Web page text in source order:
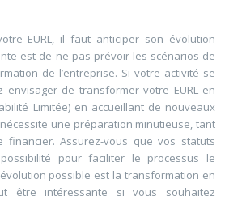
EURL, il faut anticiper son évolution
est de ne pas prévoir les scénarios de
de l’entreprise. Si votre activité se
envisager de transformer votre EURL en
Limitée) en accueillant de nouveaux
une préparation minutieuse, tant
Assurez-vous que vos statuts
pour faciliter le processus le
possible est la transformation en
être intéressante si vous souhaitez